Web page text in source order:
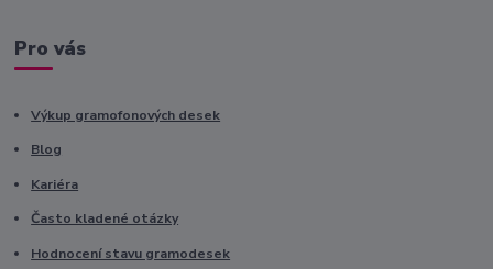
Pro vás
Výkup gramofonových desek
Blog
Kariéra
Často kladené otázky
Hodnocení stavu gramodesek